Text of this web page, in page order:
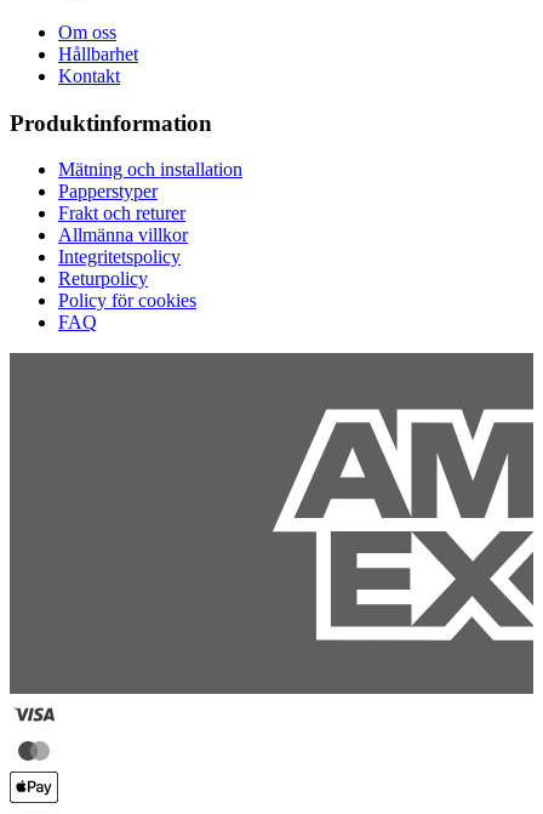
Om oss
Hållbarhet
Kontakt
Produktinformation
Mätning och installation
Papperstyper
Frakt och returer
Allmänna villkor
Integritetspolicy
Returpolicy
Policy för cookies
FAQ